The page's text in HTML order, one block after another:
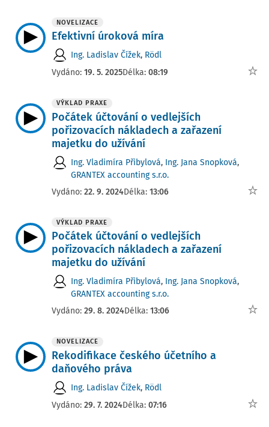
NOVELIZACE
Efektivní úroková míra
Ing. Ladislav Čížek, Rödl
Vydáno: 19. 5. 2025Délka: 08:19
VÝKLAD PRAXE
Počátek účtování o vedlejších
pořizovacích nákladech a zařazení
majetku do užívání
Ing. Vladimíra Přibylová, Ing. Jana Snopková,
GRANTEX accounting s.r.o.
Vydáno: 22. 9. 2024Délka: 13:06
VÝKLAD PRAXE
Počátek účtování o vedlejších
pořizovacích nákladech a zařazení
majetku do užívání
Ing. Vladimíra Přibylová, Ing. Jana Snopková,
GRANTEX accounting s.r.o.
Vydáno: 29. 8. 2024Délka: 13:06
NOVELIZACE
Rekodifikace českého účetního a
daňového práva
Ing. Ladislav Čížek, Rödl
Vydáno: 29. 7. 2024Délka: 07:16